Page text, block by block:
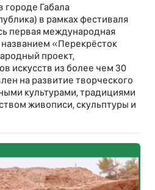
городе Габала
в рамках фестиваля
первая международная
«Перекрёсток
проект,
искусств из более чем 30
на развитие творческого
культурами, традициями
живописи, скульптуры и